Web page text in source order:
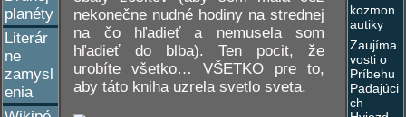
planéty
Literár
ne
zamysl
enia
nekonečne nudné hodiny na strednej
na čo hľadieť a nemusela som
hľadieť do blba). Ten pocit, že
urobíte všetko… VŠETKO pre to,
aby táto kniha uzrela svetlo sveta.
kozmon
autiky
Zaujíma
vosti o
Príbehu
Padajúci
ch